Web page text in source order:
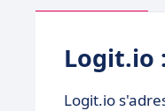
Logit.io
Logit.io